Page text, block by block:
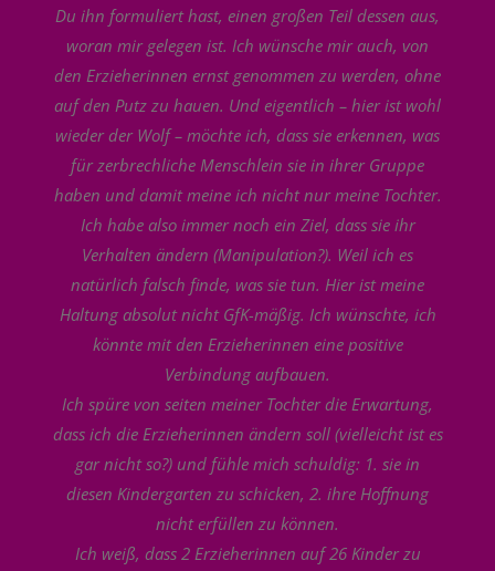
Du ihn formuliert hast, einen großen Teil dessen aus,
woran mir gelegen ist. Ich wünsche mir auch, von
den Erzieherinnen ernst genommen zu werden, ohne
auf den Putz zu hauen. Und eigentlich – hier ist wohl
wieder der Wolf – möchte ich, dass sie erkennen, was
für zerbrechliche Menschlein sie in ihrer Gruppe
haben und damit meine ich nicht nur meine Tochter.
Ich habe also immer noch ein Ziel, dass sie ihr
Verhalten ändern (Manipulation?). Weil ich es
natürlich falsch finde, was sie tun. Hier ist meine
Haltung absolut nicht GfK-mäßig. Ich wünschte, ich
könnte mit den Erzieherinnen eine positive
Verbindung aufbauen.
Ich spüre von seiten meiner Tochter die Erwartung,
dass ich die Erzieherinnen ändern soll (vielleicht ist es
gar nicht so?) und fühle mich schuldig: 1. sie in
diesen Kindergarten zu schicken, 2. ihre Hoffnung
nicht erfüllen zu können.
Ich weiß, dass 2 Erzieherinnen auf 26 Kinder zu